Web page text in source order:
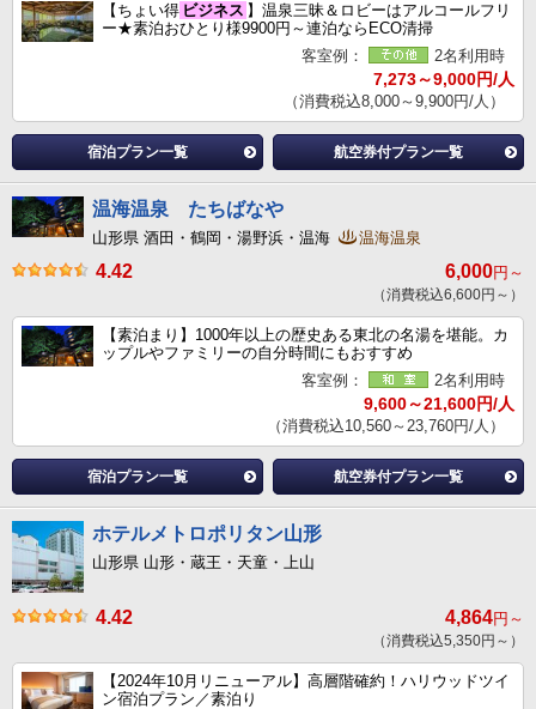
【ちょい得 ビジネス 】温泉三昧＆ロビーはアルコールフリ
ー★素泊おひとり様9900円～連泊ならECO清掃
客室例：
2名利用時
7,273～9,000円/人
（消費税込8,000～9,900円/人）
宿泊プラン一覧 航空券付プラン一覧
温海温泉 たちばなや
山形県 酒田・鶴岡・湯野浜・温海 温海温泉
4.42 6,000円～
（消費税込6,600円～）
【素泊まり】1000年以上の歴史ある東北の名湯を堪能。カ
ップルやファミリーの自分時間にもおすすめ
客室例：
2名利用時
9,600～21,600円/人
（消費税込10,560～23,760円/人）
宿泊プラン一覧 航空券付プラン一覧
ホテルメトロポリタン山形
山形県 山形・蔵王・天童・上山
4.42 4,864円～
（消費税込5,350円～）
【2024年10月リニューアル】高層階確約！ハリウッドツイ
ン宿泊プラン／素泊り